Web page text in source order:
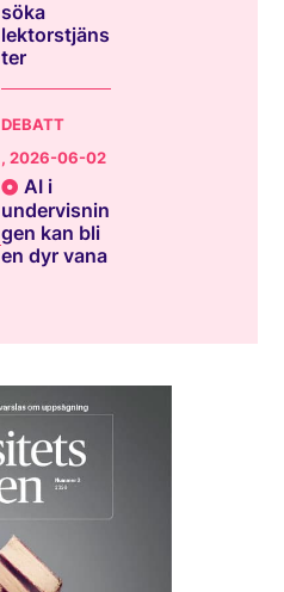
söka
lektorstjäns
ter
DEBATT
, 2026-06-02
AI i
undervisnin
gen kan bli
en dyr vana